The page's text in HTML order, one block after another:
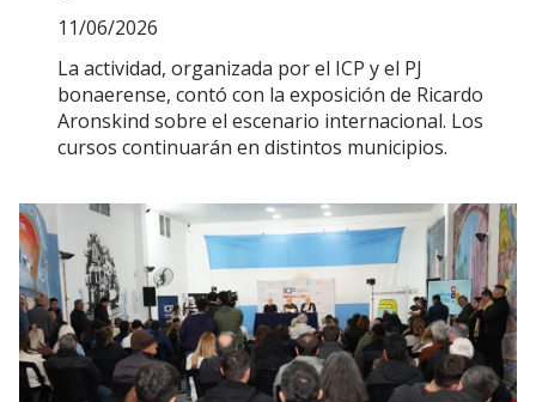
La actividad, organizada por el ICP y el PJ
bonaerense, contó con la exposición de Ricardo
Aronskind sobre el escenario internacional. Los
cursos continuarán en distintos municipios.
11/06/2026